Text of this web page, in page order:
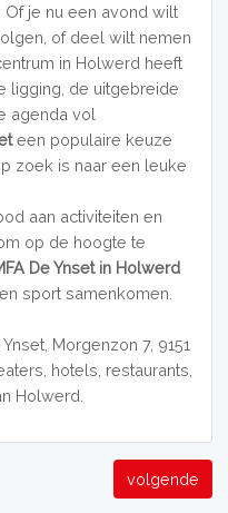
Of je nu een avond wilt
of deel wilt nemen
in Holwerd heeft
ligging, de uitgebreide
agenda vol
een populaire keuze
zoek is naar een leuke
aan activiteiten en
op de hoogte te
De Ynset in Holwerd
sport samenkomen.
Ynset, Morgenzon 7, 9151
hotels, restaurants,
Holwerd.
volgende